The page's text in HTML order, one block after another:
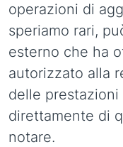
operazioni di
speriamo rari,
esterno che ha
autorizzato alla
delle
direttamente di
notare.